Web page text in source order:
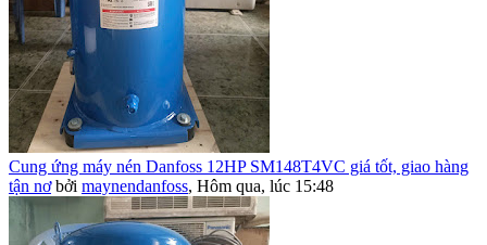
Cung ứng máy nén Danfoss 12HP SM148T4VC giá tốt, giao hàng
tận nơ bởi maynendanfoss, Hôm qua, lúc 15:48